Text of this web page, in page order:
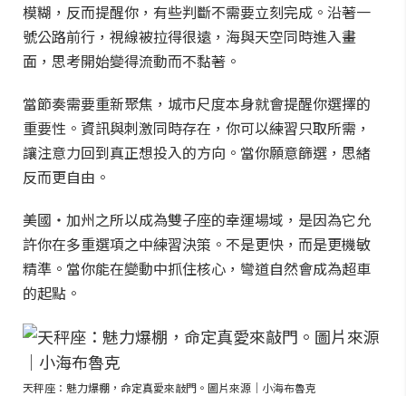
模糊，反而提醒你，有些判斷不需要立刻完成。沿著一
號公路前行，視線被拉得很遠，海與天空同時進入畫
面，思考開始變得流動而不黏著。
當節奏需要重新聚焦，城市尺度本身就會提醒你選擇的
重要性。資訊與刺激同時存在，你可以練習只取所需，
讓注意力回到真正想投入的方向。當你願意篩選，思緒
反而更自由。
美國・加州之所以成為雙子座的幸運場域，是因為它允
許你在多重選項之中練習決策。不是更快，而是更機敏
精準。當你能在變動中抓住核心，彎道自然會成為超車
的起點。
天秤座：魅力爆棚，命定真愛來敲門。圖片來源｜小海布魯克